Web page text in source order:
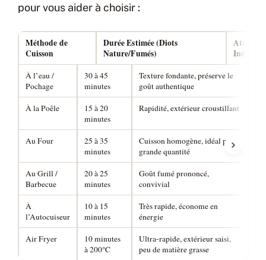
pour vous aider à choisir :
Méthode de
Cuisson
Durée Estimée (Diots
Nature/Fumés)
Atouts
À l’eau /
Pochage
30 à 45
minutes
Texture fondante, préserve le
goût authentique
À la Poêle
15 à 20
minutes
Rapidité, extérieur croustillant
Au Four
25 à 35
minutes
Cuisson homogène, idéal pour
grande quantité
Au Grill /
Barbecue
20 à 25
minutes
Goût fumé prononcé,
convivial
À
l’Autocuiseur
10 à 15
minutes
Très rapide, économe en
énergie
Air Fryer
10 minutes
à 200°C
Ultra-rapide, extérieur saisi,
peu de matière grasse